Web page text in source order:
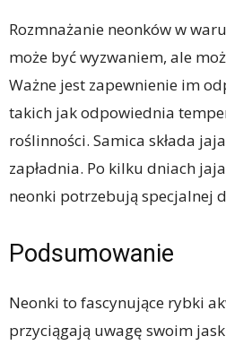
Rozmnażanie neonków w
może być wyzwaniem, ale
Ważne jest zapewnienie im
takich jak odpowiednia
roślinności. Samica składa
zapładnia. Po kilku dniach
neonki potrzebują specjalnej
Podsumowanie
Neonki to fascynujące rybki
przyciągają uwagę swoim